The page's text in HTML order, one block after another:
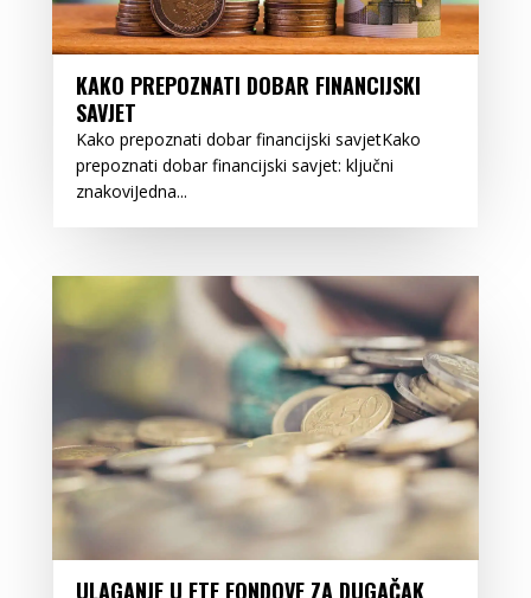
KAKO PREPOZNATI DOBAR FINANCIJSKI
SAVJET
Kako prepoznati dobar financijski savjetKako
prepoznati dobar financijski savjet: ključni
znakoviJedna...
ULAGANJE U ETF FONDOVE ZA DUGAČAK